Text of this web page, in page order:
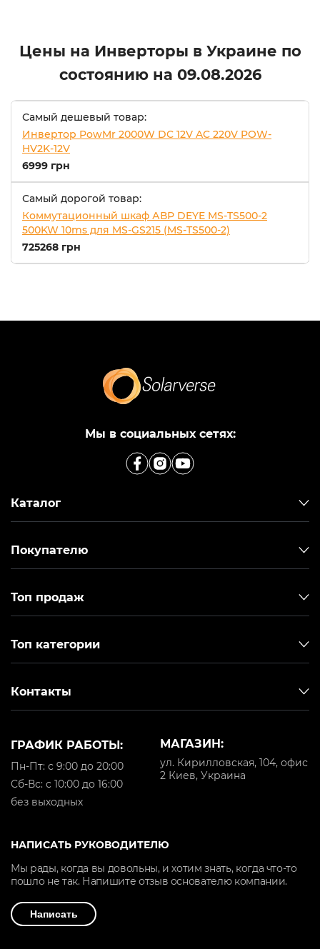
Цены на Инверторы в Украине по
состоянию на 09.08.2026
Самый дешевый товар:
Инвертор PowMr 2000W DC 12V AC 220V POW-
HV2K-12V
6999 грн
Самый дорогой товар:
Коммутационный шкаф АВР DEYE MS-TS500-2
500KW 10ms для MS-GS215 (MS-TS500-2)
725268 грн
Мы в социальных сетях:
Каталог
Покупателю
Топ продаж
Топ категории
Контакты
МАГАЗИН:
ул. Кирилловская, 104, офис
2 Киев, Украина
ГРАФИК РАБОТЫ:
Пн-Пт: с 9:00 до 20:00
Cб-Вс: с 10:00 до 16:00
без выходных
НАПИСАТЬ РУКОВОДИТЕЛЮ
Мы рады, когда вы довольны, и хотим знать, когда что-то
пошло не так. Напишите отзыв основателю компании.
Написать